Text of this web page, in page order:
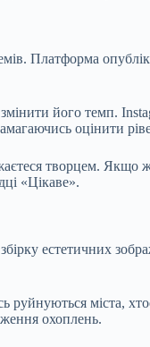
Платформа
його темп.
оцінити
творцем. Якщо
«Цікаве».
естетичних
міста,
охоплень.